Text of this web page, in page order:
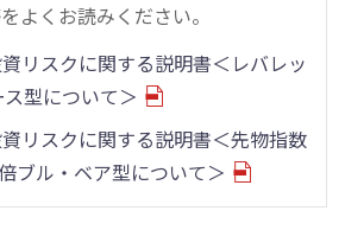
よくお読みください。
リスクに関する説明書＜レバレッ
型について＞
リスクに関する説明書＜先物指数
ブル・ベア型について＞